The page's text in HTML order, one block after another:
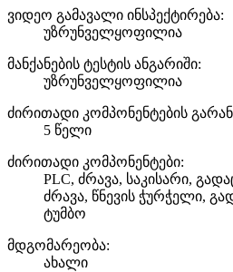
ვიდეო გამავალი ინსპექტირება:
უზრუნველყოფილია
მანქანების ტესტის ანგარიში:
უზრუნველყოფილია
ძირითადი კომპონენტების
5 წელი
ძირითადი კომპონენტები:
PLC, ძრავა, საკისარი,
ძრავა, წნევის ჭურჭელი,
ტუმბო
მდგომარეობა:
ახალი